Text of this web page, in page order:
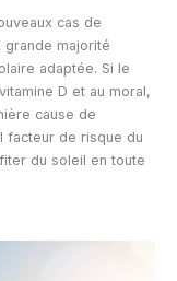
cas de
grande majorité
adaptée. Si le
D et au moral,
cause de
facteur de risque du
du soleil en toute